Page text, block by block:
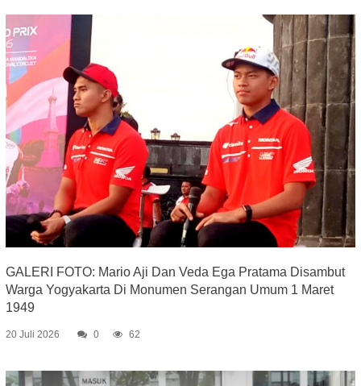
GALERI FOTO: Mario Aji Dan Veda Ega Pratama Disambut
Warga Yogyakarta Di Monumen Serangan Umum 1 Maret
1949
20 Juli 2026 0 62